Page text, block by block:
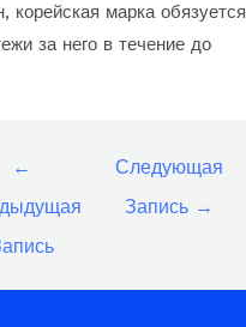
корейская марка обязуется
за него в течение до
←
Следующая
Запись →